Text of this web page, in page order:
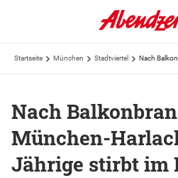
Startseite München Stadtviertel
Nach
München-
Jährige stirbt im